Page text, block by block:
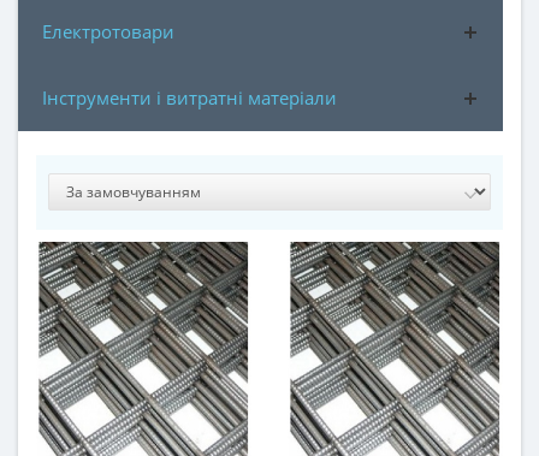
Електротовари
Інструменти і витратні матеріали